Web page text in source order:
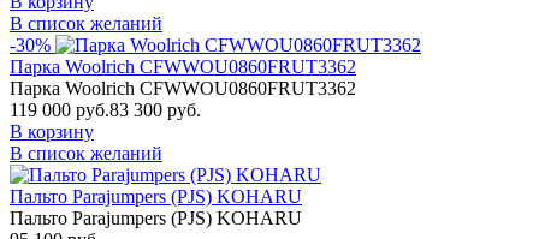
В список желаний
-30%
Парка Woolrich CFWWOU0860FRUT3362
Парка Woolrich CFWWOU0860FRUT3362
119 000 руб.83 300 руб.
В корзину
В список желаний
Пальто Parajumpers (PJS) KOHARU
Пальто Parajumpers (PJS) KOHARU